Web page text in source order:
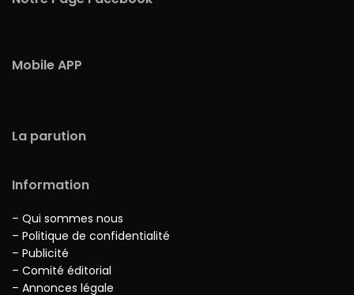
Mobile APP
La parution
Information
– Qui sommes nous
– Politique de confidentialité
– Publicité
– Comité éditorial
– Annonces légale